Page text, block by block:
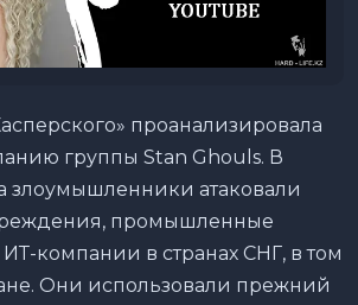
проанализировала
группы Stan Ghouls. В
злоумышленники атаковали
промышленные
компании в странах СНГ, в том
Они использовали прежний